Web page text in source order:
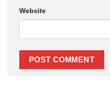
Website